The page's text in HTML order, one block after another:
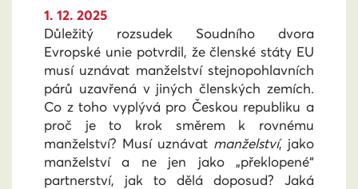
1. 12. 2025
Důležitý rozsudek Soudního dvora
Evropské unie potvrdil, že členské státy EU
musí uznávat manželství stejnopohlavních
párů uzavřená v jiných členských zemích.
Co z toho vyplývá pro Českou republiku a
proč je to krok směrem k rovnému
manželství? Musí uznávat manželství, jako
manželství a ne jen jako „překlopené“
partnerství, jak to dělá doposud? Jaká